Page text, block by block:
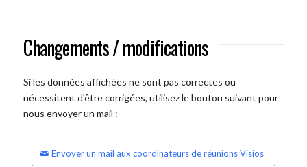
Changements / modifications
Si les données affichées ne sont pas correctes ou
nécessitent d'être corrigées, utilisez le bouton suivant pour
nous envoyer un mail :
Envoyer un mail aux coordinateurs de réunions Visios